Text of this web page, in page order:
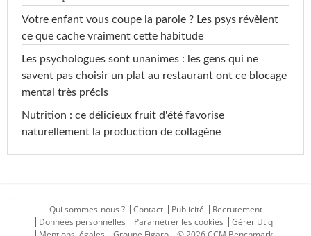
Votre enfant vous coupe la parole ? Les psys révèlent
ce que cache vraiment cette habitude
Les psychologues sont unanimes : les gens qui ne
savent pas choisir un plat au restaurant ont ce blocage
mental très précis
Nutrition : ce délicieux fruit d'été favorise
naturellement la production de collagène
...
Qui sommes-nous ?
Contact Publicité
Recrutement
Données personnelles
Paramétrer les cookies
Gérer Utiq